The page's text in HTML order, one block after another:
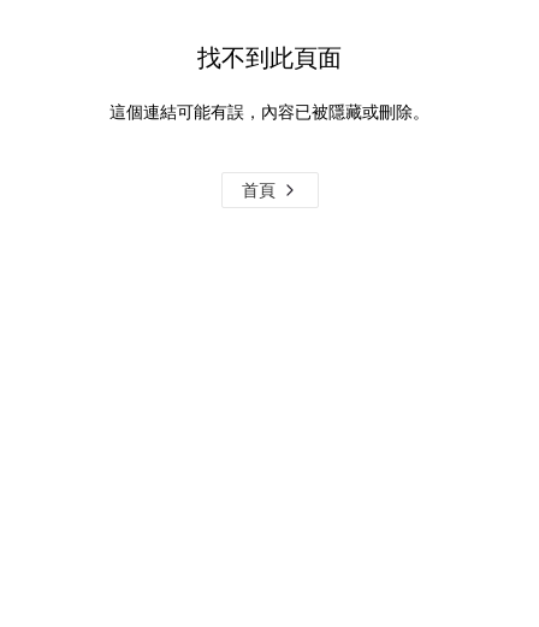
找不到此頁面
這個連結可能有誤，內容已被隱藏或刪除。
首頁